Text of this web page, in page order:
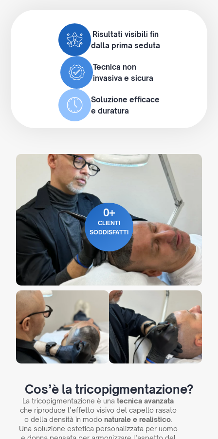
Risultati visibili fin
dalla prima seduta
Tecnica non
invasiva e sicura
Soluzione efficace
e duratura
CLIENTI
SODDISFATTI
0+
Cos’è la tricopigmentazione?
La tricopigmentazione è una tecnica avanzata
che riproduce l’effetto visivo del capello rasato
o della densità in modo naturale e realistico.
Una soluzione estetica personalizzata per uomo